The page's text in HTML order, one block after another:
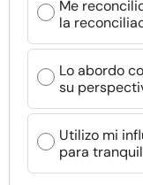
Me
la
Lo abordo
su
Utilizo mi
para